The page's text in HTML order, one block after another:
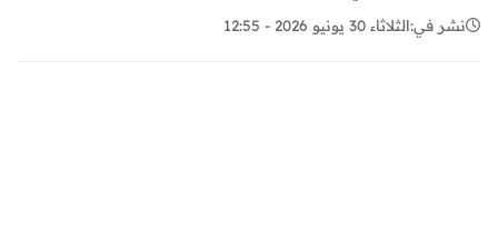
نشر في:الثلاثاء 30 يونيو 2026 - 12:55